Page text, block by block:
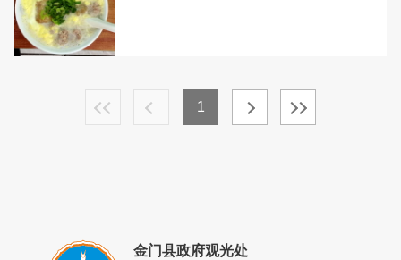
1
金门县政府观光处